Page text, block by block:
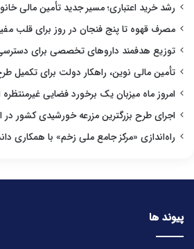
رشد خرید اعتباری؛ مسیر جدید تأمین مالی
مصرف قهوه تا پنج فنجان در روز برای قلب
توزیع هدفمند داروهای تخصصی برای دسترسی
تأمین مالی نوین، راهکار دولت برای تکمیل
امروز ماه میزبان یک برخورد فضایی
اجرای طرح بزرگترین مزرعه خورشیدی کشور در
راه‌اندازی «مرکز جامع ملی زخم» با همکاری
پیوند ها